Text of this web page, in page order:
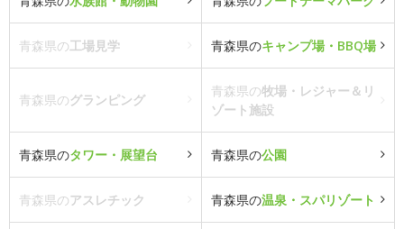
青森県の工場見学 青森県のキャンプ場・BBQ場
青森県のグランピング
青森県の牧場・レジャー＆リ
ゾート施設
青森県のタワー・展望台 青森県の公園
青森県のアスレチック 青森県の温泉・スパリゾート